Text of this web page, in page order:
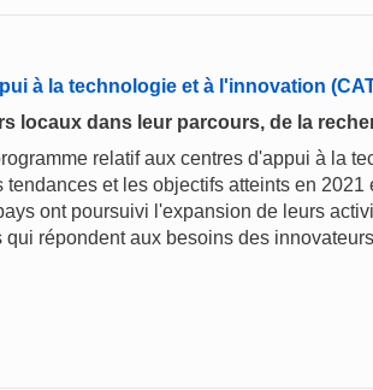
à la technologie et à l'innovation
locaux dans leur parcours, de la
relatif aux centres d'appui à la
et les objectifs atteints en 2021
ont poursuivi l'expansion de leurs
répondent aux besoins des